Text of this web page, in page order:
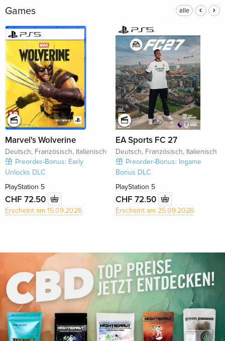
Games alle
Marvel's Wolverine
Deutsch, Französisch, Italienisch
Preorder-Bonus: Early
Unlocks DLC
PlayStation 5
CHF 72.50
Erscheint am 15.09.2026
EA Sports FC 27
Deutsch, Französisch, Italienisch
Preorder-Bonus: Ingame
Bonus DLC
PlayStation 5
CHF 72.50
Erscheint am 25.09.2026